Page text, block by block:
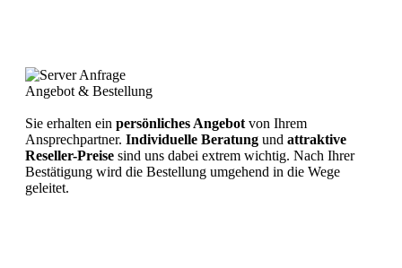
Angebot & Bestellung
Sie erhalten ein persönliches Angebot von Ihrem
Ansprechpartner. Individuelle Beratung und attraktive
Reseller-Preise sind uns dabei extrem wichtig. Nach Ihrer
Bestätigung wird die Bestellung umgehend in die Wege
geleitet.